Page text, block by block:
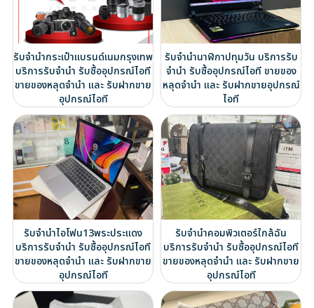
รับจำนำกระเป๋าแบรนด์เนมกรุงเทพ
บริการรับจำนำ รับซื้ออุปกรณ์ไอที
ขายของหลุดจำนำ และ รับฝากขาย
อุปกรณ์ไอที
รับจำนำนาฬิกาปทุมวัน บริการรับ
จำนำ รับซื้ออุปกรณ์ไอที ขายของ
หลุดจำนำ และ รับฝากขายอุปกรณ์
ไอที
รับจำนำไอโฟน13พระประแดง
บริการรับจำนำ รับซื้ออุปกรณ์ไอที
ขายของหลุดจำนำ และ รับฝากขาย
อุปกรณ์ไอที
รับจำนำคอมพิวเตอร์ใกล้ฉัน
บริการรับจำนำ รับซื้ออุปกรณ์ไอที
ขายของหลุดจำนำ และ รับฝากขาย
อุปกรณ์ไอที